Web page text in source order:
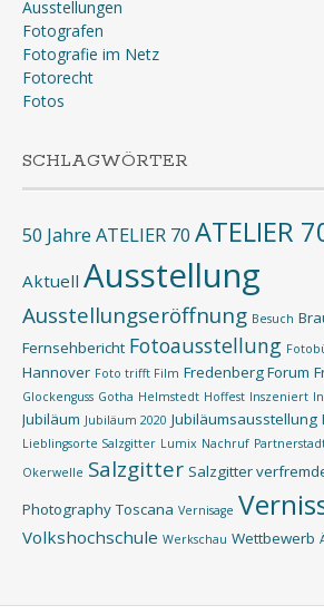
Ausstellungen
Fotografen
Fotografie im Netz
Fotorecht
Fotos
SCHLAGWÖRTER
50 Jahre ATELIER 70 ATELIER
Aktuell Ausstellung
Ausstellungseröffnung Besuch
Fernsehbericht Fotoausstellung
Hannover Foto trifft Film Fredenberg Forum
Glockenguss Gotha Helmstedt Hoffest Inszeniert
Jubiläum Jubiläum 2020 Jubiläumsausstellung
Lieblingsorte Salzgitter Lumix Nachruf
Okerwelle Salzgitter Salzgitter
Photography Toscana Vernisage
Volkshochschule Werkschau Wettbewerb